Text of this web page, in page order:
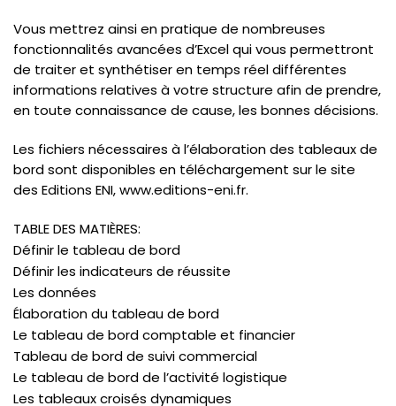
Vous mettrez ainsi en pratique de nombreuses
fonctionnalités avancées d’Excel qui vous permettront
de traiter et synthétiser en temps réel différentes
informations relatives à votre structure afin de prendre,
en toute connaissance de cause, les bonnes décisions.
Les fichiers nécessaires à l’élaboration des tableaux de
bord sont disponibles en téléchargement sur le site
des Editions ENI, www.editions-eni.fr.
TABLE DES MATIÈRES:
Définir le tableau de bord
Définir les indicateurs de réussite
Les données
Élaboration du tableau de bord
Le tableau de bord comptable et financier
Tableau de bord de suivi commercial
Le tableau de bord de l’activité logistique
Les tableaux croisés dynamiques